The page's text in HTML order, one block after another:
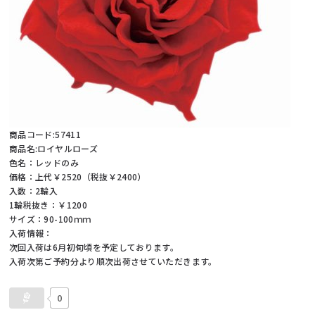
商品コード:57411
商品名:ロイヤルローズ
色名：レッドのみ
価格：上代￥2520（税抜￥2400）
入数：2輪入
1輪税抜き：￥1200
サイズ：90-100ｍｍ
入荷情報：
次回入荷は6月初旬頃を予定しております。
入荷次第ご予約分より順次出荷させていただきます。
0